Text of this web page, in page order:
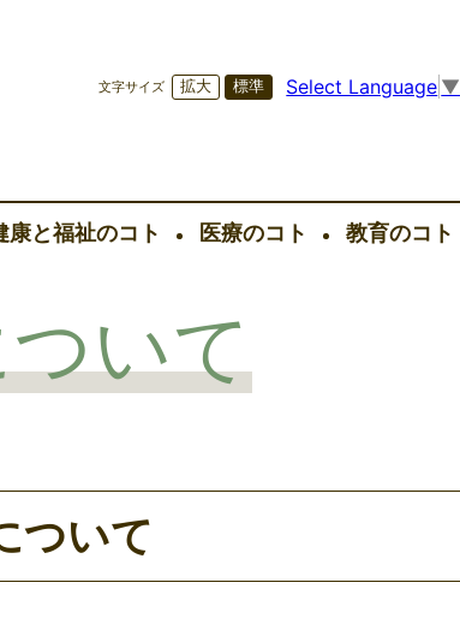
文字サイズ 拡大 標準 Select Language ▼
康と福祉のコト 医療のコト 教育のコト
いて
ついて